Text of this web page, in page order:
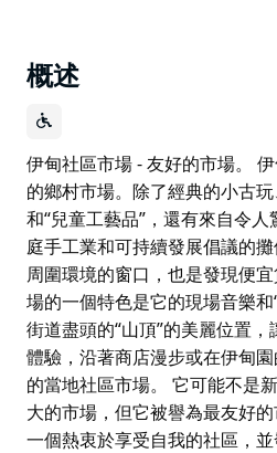
概述
伊甸社區市場 - 友好的市場。
的鄉村市場。除了經典的小古
和“兒童工藝品”，還有來自令
庭手工業和可持續發展倡議的
周圍環境的窗口，也是發現便
場的一個特色是它的現場音樂
街道盡頭的“山頂”的美麗位置
體驗，沿著商店漫步或在伊甸
的當地社區市場。 它可能不是
大的市場，但它被譽為最友好
一個熱衷於享受自我的社區，